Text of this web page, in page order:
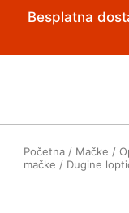
Besplatna
Početna / Mačke /
mačke / Dugine